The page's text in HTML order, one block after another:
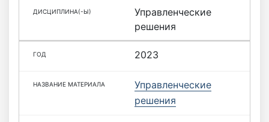
Управленческие
решения
2023
Управленческие
решения